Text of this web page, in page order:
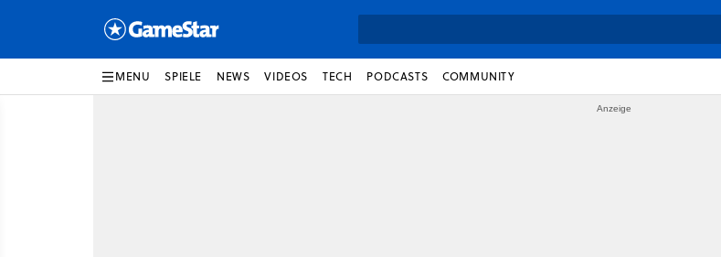
MENU SPIELE NEWS VIDEOS TECH PODCASTS COMMUNITY